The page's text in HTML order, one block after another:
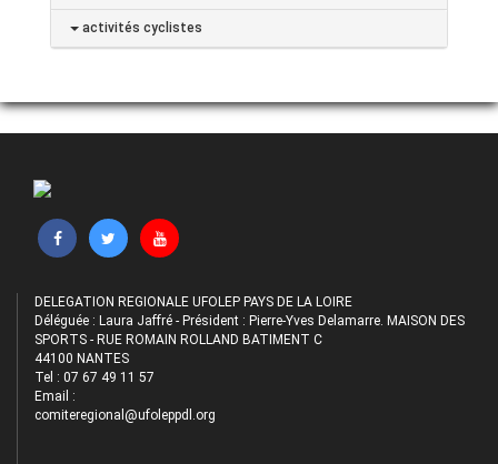
activités cyclistes
DELEGATION REGIONALE UFOLEP PAYS DE LA LOIRE
Déléguée : Laura Jaffré - Président : Pierre-Yves Delamarre. MAISON DES
SPORTS - RUE ROMAIN ROLLAND BATIMENT C
44100 NANTES
Tel : 07 67 49 11 57
Email :
comiteregional@ufoleppdl.org